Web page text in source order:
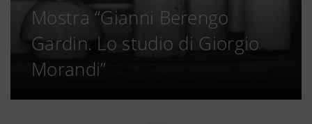
Mostra “Gianni Berengo
Gardin. Lo studio di Giorgio
Morandi”